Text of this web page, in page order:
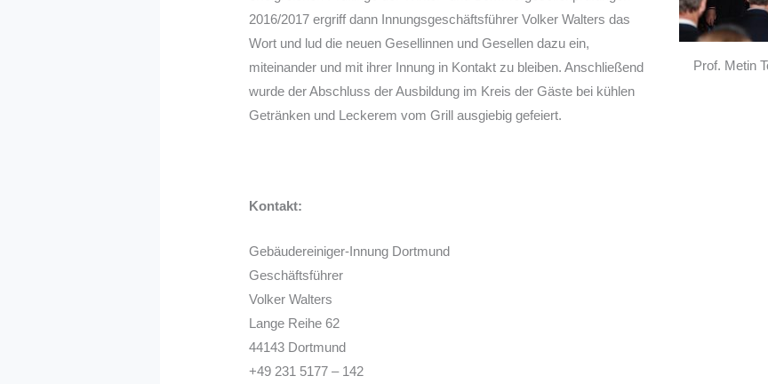
Prof. Metin
2016/2017 ergriff dann Innungsgeschäftsführer Volker Walters das
Wort und lud die neuen Gesellinnen und Gesellen dazu ein,
miteinander und mit ihrer Innung in Kontakt zu bleiben. Anschließend
wurde der Abschluss der Ausbildung im Kreis der Gäste bei kühlen
Getränken und Leckerem vom Grill ausgiebig gefeiert.
Kontakt:
Gebäudereiniger-Innung Dortmund
Geschäftsführer
Volker Walters
Lange Reihe 62
44143 Dortmund
+49 231 5177 – 142